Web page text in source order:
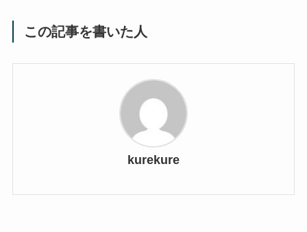
この記事を書いた人
kurekure